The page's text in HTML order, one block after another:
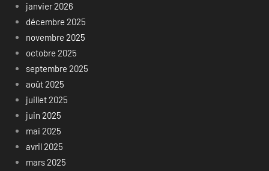
janvier 2026
décembre 2025
novembre 2025
octobre 2025
septembre 2025
août 2025
juillet 2025
juin 2025
mai 2025
avril 2025
mars 2025